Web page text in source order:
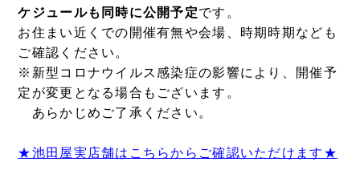
ケジュールも同時に公開予定です。
お住まい近くでの開催有無や会場、時期時期なども
ご確認ください。
※新型コロナウイルス感染症の影響により、開催予
定が変更となる場合もございます。
あらかじめご了承ください。
★池田屋実店舗はこちらからご確認いただけます★